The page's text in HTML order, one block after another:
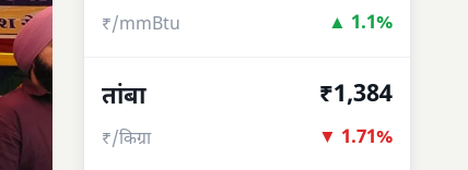
₹/mmBtu ▲ 1.1%
तांबा
₹/किग्रा
₹1,384
▼ 1.71%